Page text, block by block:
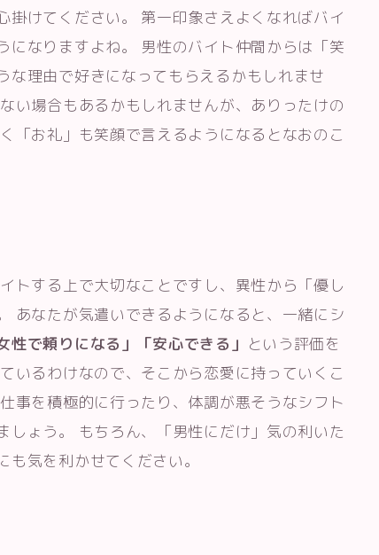
掛けてください。 第一印象さえよくなればバイ
になりますよね。 男性のバイト仲間からは「笑
理由で好きになってもらえるかもしれませ
い場合もあるかもしれませんが、ありったけの
「お礼」も笑顔で言えるようになるとなおのこ
トする上で大切なことですし、異性から「優し
あなたが気遣いできるようになると、一緒にシ
性で頼りになる」「安心できる」 という評価を
いるわけなので、そこから恋愛に持っていくこ
事を積極的に行ったり、体調が悪そうなシフト
ょう。 もちろん、「男性にだけ」気の利いた
気を利かせてください。